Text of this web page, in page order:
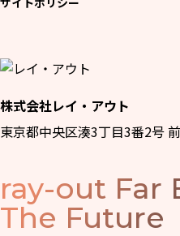
株式会社レイ・アウト
東京都中央区湊3丁目3番2号
ray-out Far
The Future